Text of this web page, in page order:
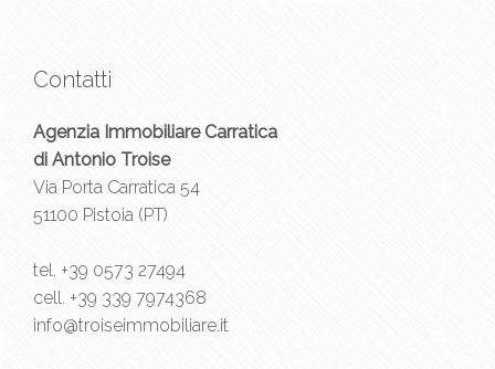
Contatti
Agenzia Immobiliare Carratica
di Antonio Troise
Via Porta Carratica 54
51100 Pistoia (PT)
tel. +39 0573 27494
cell. +39 339 7974368
info@troiseimmobiliare.it